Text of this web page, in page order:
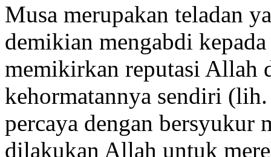
Musa merupakan teladan
demikian mengabdi
memikirkan reputasi Allah
kehormatannya sendiri
percaya dengan bersyukur
dilakukan Allah untuk